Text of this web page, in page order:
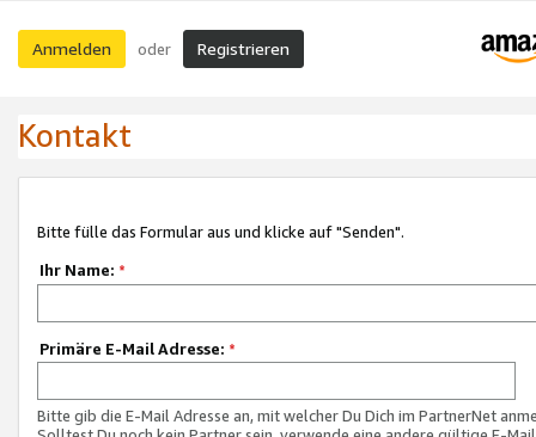
Anmelden oder Registrieren
Kontakt
Bitte fülle das Formular aus und klicke auf "Senden".
Ihr Name: *
Primäre E-Mail Adresse: *
Bitte gib die E-Mail Adresse an, mit welcher Du Dich im PartnerNet